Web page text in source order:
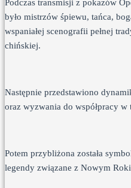
Podczas transmisji z pokazów
było mistrzów śpiewu, tańca,
wspaniałej scenografii pełnej
chińskiej.
Następnie przedstawiono
oraz wyzwania do współpracy w
Potem przybliżona została
legendy związane z Nowym